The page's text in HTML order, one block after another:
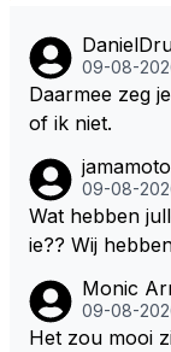
09-08-
Daarmee zeg
of ik niet.
jamamoto
09-08-
Wat hebben
ie?? Wij
Monic
09-08-
Het zou mooi